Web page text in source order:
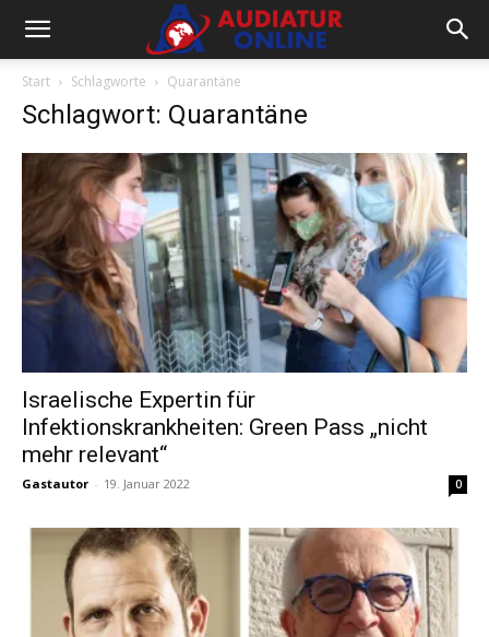
Start Schlagworte Quarantäne
Schlagwort: Quarantäne
Israelische Expertin für
Infektionskrankheiten: Green Pass „nicht
mehr relevant“
Gastautor - 19. Januar 2022 0